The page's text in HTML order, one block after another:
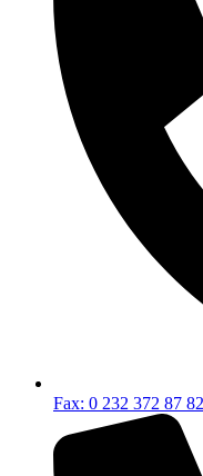
Fax: 0 232 372 87 82